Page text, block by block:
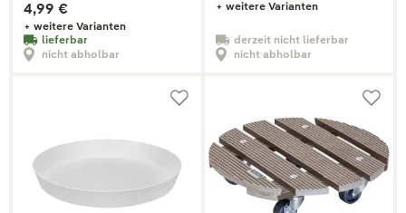
4,99 €
+ weitere Varianten
lieferbar
nicht abholbar
+ weitere Varianten
derzeit nicht lieferbar
nicht abholbar